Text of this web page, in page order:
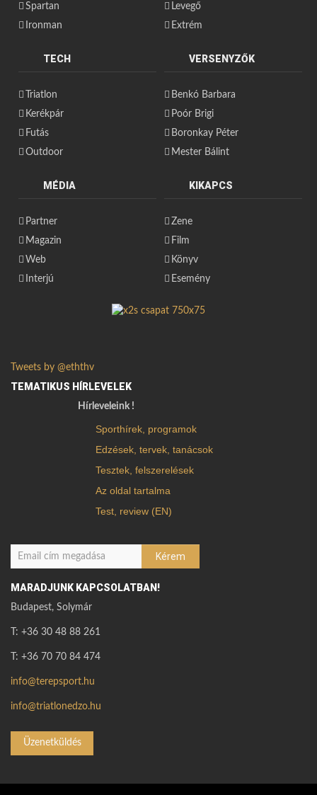
Spartan
Ironman
Levegő
Extrém
TECH
Triatlon
Kerékpár
Futás
Outdoor
VERSENYZŐK
Benkó Barbara
Poór Brigi
Boronkay Péter
Mester Bálint
MÉDIA
Partner
Magazin
Web
Interjú
KIKAPCS
Zene
Film
Könyv
Esemény
Tweets by @eththv
TEMATIKUS HÍRLEVELEK
Hírleveleink !
Sporthírek, programok
Edzések, tervek, tanácsok
Tesztek, felszerelések
Az oldal tartalma
Test, review (EN)
MARADJUNK KAPCSOLATBAN!
Budapest, Solymár
T: +36 30 48 88 261
T: +36 70 70 84 474
info@terepsport.hu
info@triatlonedzo.hu
Üzenetküldés